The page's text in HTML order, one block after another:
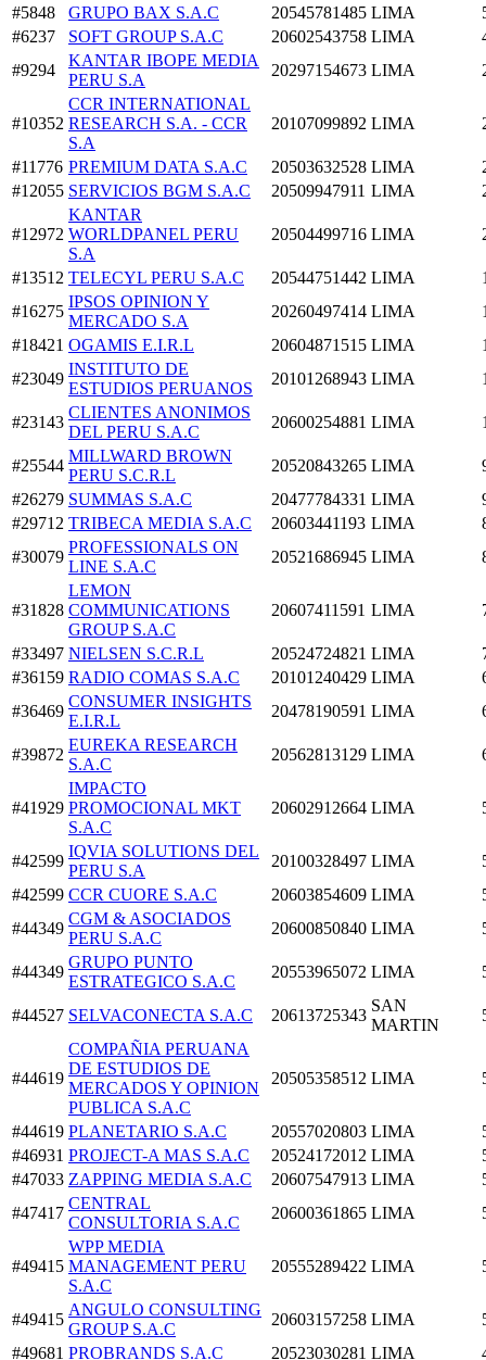
#5848
GRUPO BAX S.A.C 20545781485 LIMA
#6237
SOFT GROUP S.A.C 20602543758 LIMA
#9294
KANTAR IBOPE MEDIA
PERU S.A
20297154673 LIMA
#10352
CCR INTERNATIONAL
RESEARCH S.A. - CCR
S.A
20107099892 LIMA
#11776 PREMIUM DATA S.A.C 20503632528 LIMA
#12055 SERVICIOS BGM S.A.C 20509947911 LIMA
#12972
KANTAR
WORLDPANEL PERU
S.A
20504499716 LIMA
#13512 TELECYL PERU S.A.C 20544751442 LIMA
#16275
IPSOS OPINION Y
MERCADO S.A
20260497414 LIMA
#18421 OGAMIS E.I.R.L 20604871515 LIMA
#23049
INSTITUTO DE
ESTUDIOS PERUANOS
20101268943 LIMA
#23143
CLIENTES ANONIMOS
DEL PERU S.A.C
20600254881 LIMA
#25544
MILLWARD BROWN
PERU S.C.R.L
20520843265 LIMA
#26279 SUMMAS S.A.C 20477784331 LIMA
#29712 TRIBECA MEDIA S.A.C 20603441193 LIMA
#30079
PROFESSIONALS ON
LINE S.A.C
20521686945 LIMA
#31828
LEMON
COMMUNICATIONS
GROUP S.A.C
20607411591 LIMA
#33497 NIELSEN S.C.R.L 20524724821 LIMA
#36159 RADIO COMAS S.A.C 20101240429 LIMA
#36469
CONSUMER INSIGHTS
E.I.R.L
20478190591 LIMA
#39872
EUREKA RESEARCH
S.A.C
20562813129 LIMA
#41929
IMPACTO
PROMOCIONAL MKT
S.A.C
20602912664 LIMA
#42599
IQVIA SOLUTIONS DEL
PERU S.A
20100328497 LIMA
#42599 CCR CUORE S.A.C 20603854609 LIMA
#44349
CGM & ASOCIADOS
PERU S.A.C
20600850840 LIMA
#44349
GRUPO PUNTO
ESTRATEGICO S.A.C
20553965072 LIMA
#44527 SELVACONECTA S.A.C 20613725343
SAN
MARTIN
#44619
COMPAÑIA PERUANA
DE ESTUDIOS DE
MERCADOS Y OPINION
PUBLICA S.A.C
20505358512 LIMA
#44619 PLANETARIO S.A.C 20557020803 LIMA
#46931 PROJECT-A MAS S.A.C 20524172012 LIMA
#47033 ZAPPING MEDIA S.A.C 20607547913 LIMA
#47417
CENTRAL
CONSULTORIA S.A.C
20600361865 LIMA
#49415
WPP MEDIA
MANAGEMENT PERU
S.A.C
20555289422 LIMA
#49415
ANGULO CONSULTING
GROUP S.A.C
20603157258 LIMA
#49681 PROBRANDS S.A.C 20523030281 LIMA